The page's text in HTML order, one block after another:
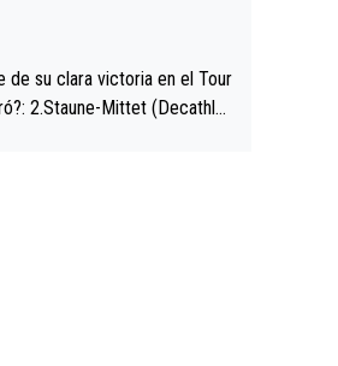
de su clara victoria en el Tour
2.Staune-Mittet (Decathlo